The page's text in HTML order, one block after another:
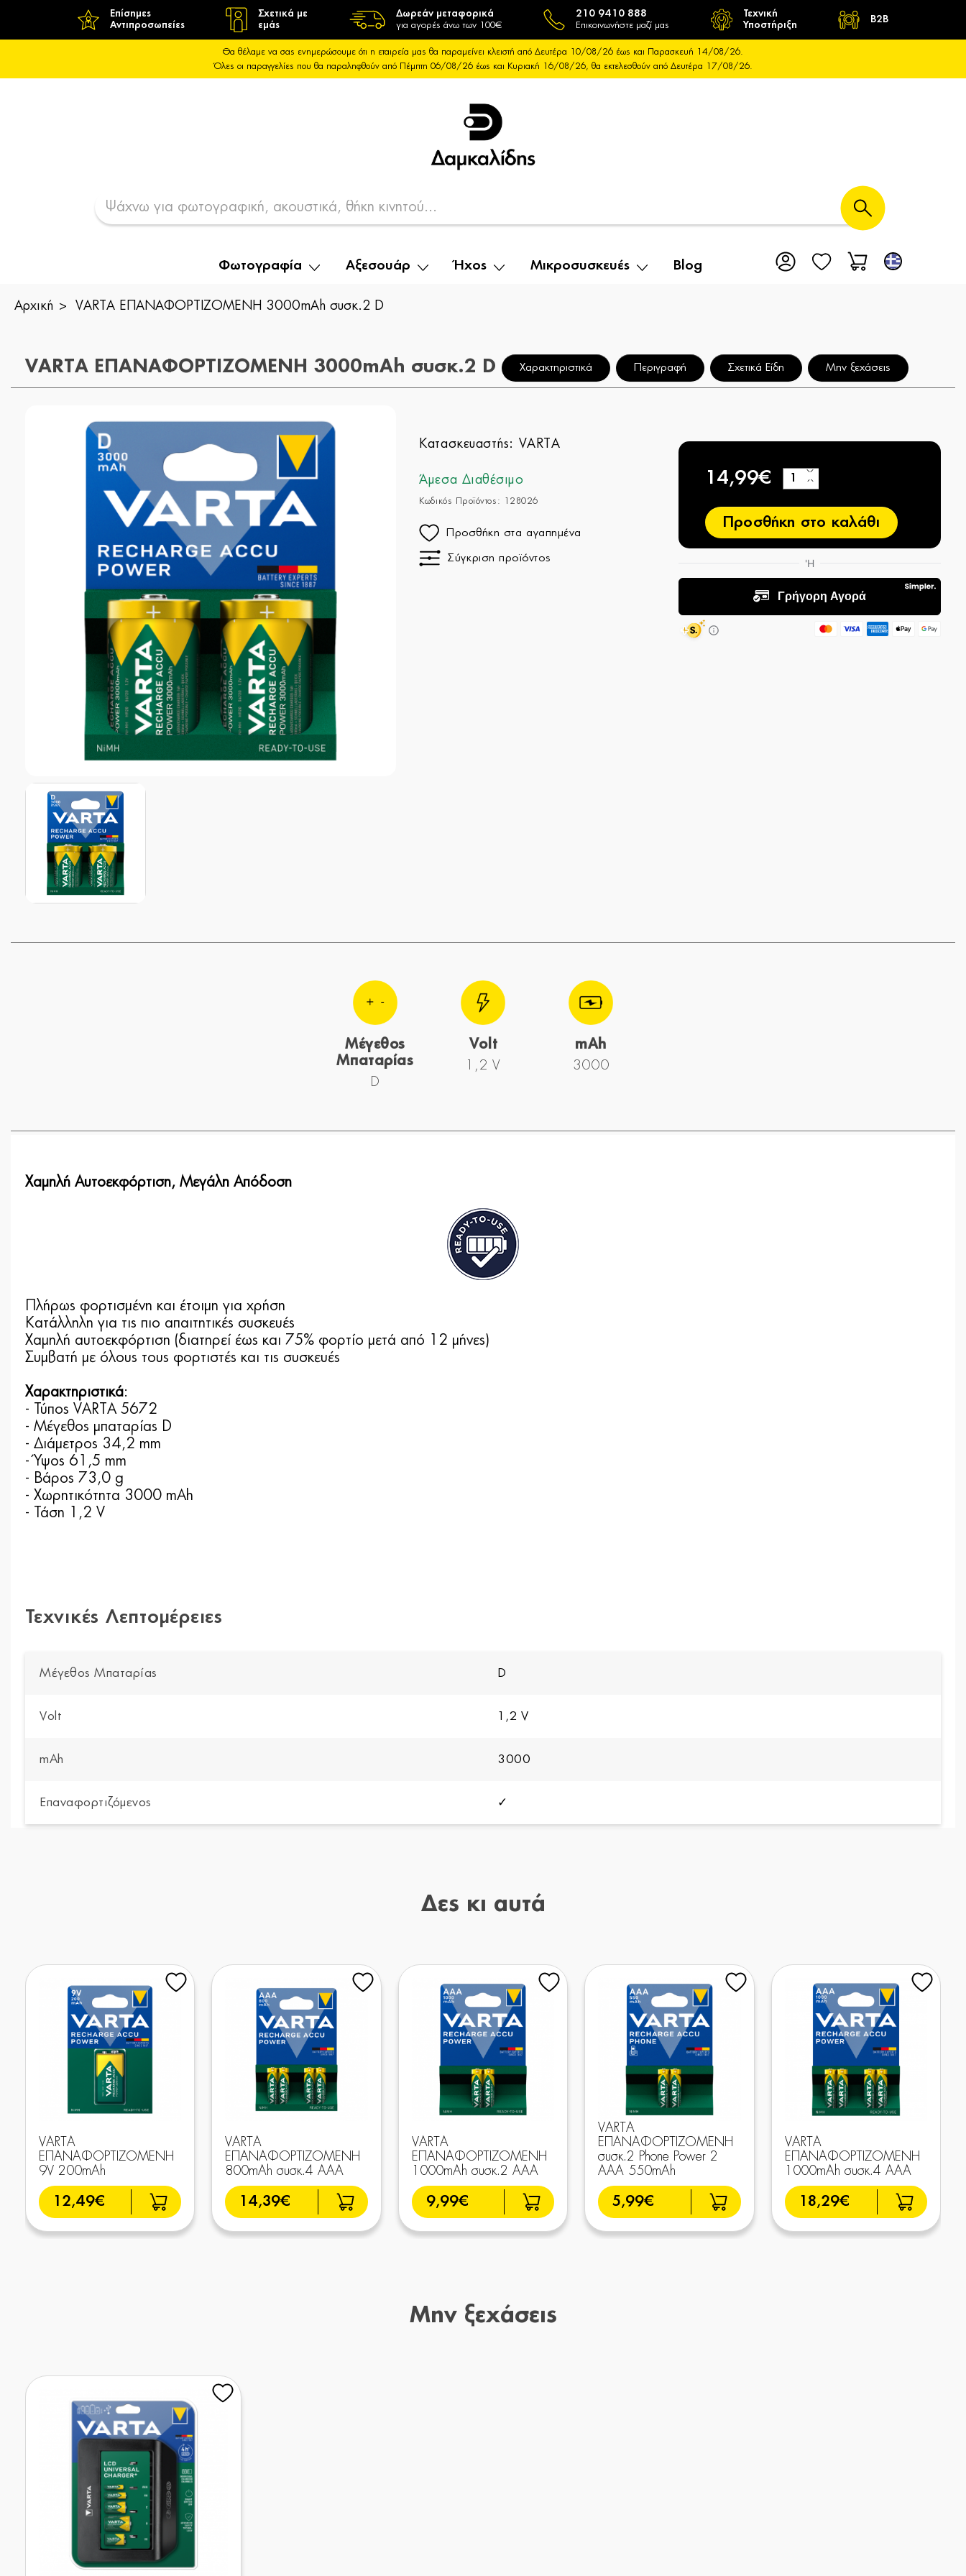
Επίσημες
Αντιπροσωπείες
Σχετικά με
εμάς
Δωρεάν μεταφορικά
για αγορές άνω των 100€
210 9410 888
Επικοινωνήστε μαζί μας
Τεχνική
Υποστήριξη
B2B
Θα θέλαμε να σας ενημερώσουμε ότι η εταιρεία μας θα παραμείνει κλειστή από Δευτέρα 10/08/26 έως και Παρασκευή 14/08/26.
Όλες οι παραγγελίες που θα παραληφθούν από Πέμπτη 06/08/26 έως και Κυριακή 16/08/26, θα εκτελεσθούν από Δευτέρα 17/08/26.
Φωτογραφία Αξεσουάρ Ήχος Μικροσυσκευές Blog
Αρχική VARTA ΕΠΑΝΑΦΟΡΤΙΖΟΜΕΝΗ 3000mAh συσκ.2 D
VARTA ΕΠΑΝΑΦΟΡΤΙΖΟΜΕΝΗ 3000mAh συσκ.2 D Χαρακτηριστικά Περιγραφή Σχετικά Είδη Μην ξεχάσεις
Κατασκευαστής: VARTA
Άμεσα Διαθέσιμο
Κωδικός Προϊόντος: 128026
Προσθήκη στα αγαπημένα
Σύγκριση προϊόντος
14,99€ −
+
Προσθήκη στο καλάθι
Μέγεθος
Μπαταρίας
D
Volt
1,2 V
mAh
3000
Χαμηλή Αυτοεκφόρτιση, Μεγάλη Απόδοση
Πλήρως φορτισμένη και έτοιμη για χρήση
Κατάλληλη για τις πιο απαιτητικές συσκευές
Xαμηλή αυτοεκφόρτιση (διατηρεί έως και 75% φορτίο μετά από 12 μήνες)
Συμβατή με όλους τους φορτιστές και τις συσκευές
Χαρακτηριστικά:
- Τύπος VARTA 5672
- Μέγεθος μπαταρίας D
- Διάμετρος 34,2 mm
- Ύψος 61,5 mm
- Βάρος 73,0 g
- Χωρητικότητα 3000 mAh
- Τάση 1,2 V
Τεχνικές Λεπτομέρειες
Μέγεθος Μπαταρίας D
Volt 1,2 V
mAh 3000
Επαναφορτιζόμενος ✓
Δες κι αυτά
VARTA
ΕΠΑΝΑΦΟΡΤΙΖΟΜΕΝΗ
9V 200mAh
12,49€
VARTA
ΕΠΑΝΑΦΟΡΤΙΖΟΜΕΝΗ
800mAh συσκ.4 AAA
14,39€
VARTA
ΕΠΑΝΑΦΟΡΤΙΖΟΜΕΝΗ
1000mAh συσκ.2 AAA
9,99€
VARTA
ΕΠΑΝΑΦΟΡΤΙΖΟΜΕΝΗ
συσκ.2 Phone Power 2
AAA 550mAh
5,99€
VARTA
ΕΠΑΝΑΦΟΡΤΙΖΟΜΕΝΗ
1000mAh συσκ.4 AAA
18,29€
Μην ξεχάσεις